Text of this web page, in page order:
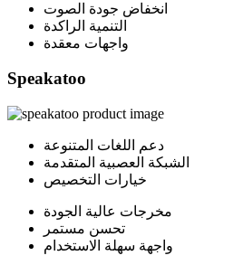
انخفاض جودة الصوت
التنمية الراكدة
واجهات معقدة
Speakatoo
دعم اللغات المتنوعة
الشبكة العصبية المتقدمة
خيارات التخصيص
مخرجات عالية الجودة
تحسن مستمر
واجهة سهلة الاستخدام